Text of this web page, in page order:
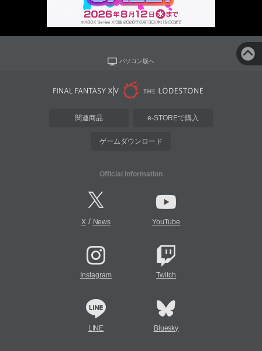
パソコン版へ
関連商品 e-STOREで購入
ゲームダウンロード
Official Information
X/ News YouTube
Instagram Twitch
LINE Bluesky